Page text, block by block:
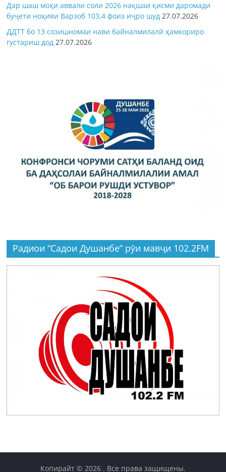
Дар шаш моҳи аввали соли 2026 нақшаи қисми даромади
буҷети ноҳияи Варзоб 103,4 фоиз иҷро шуд 27.07.2026
ДДТТ бо 13 созишномаи нави байналмилалӣ ҳамкориро
густариш дод 27.07.2026
Радиои “Садои Душанбе” рӯи мавҷи 102.2FM
Копирайт © 2026 . Все права защищены.